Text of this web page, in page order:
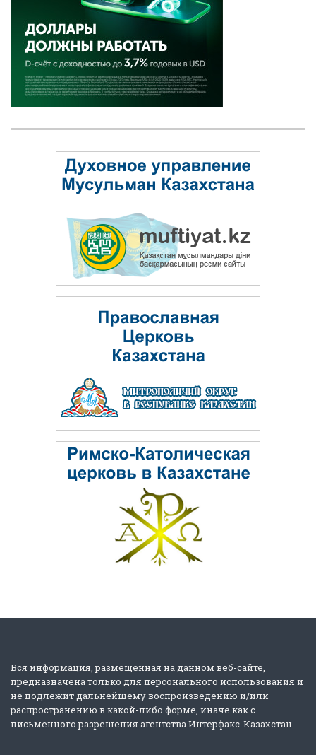
Вся информация, размещенная на данном веб-сайте,
предназначена только для персонального использования и
не подлежит дальнейшему воспроизведению и/или
распространению в какой-либо форме, иначе как с
письменного разрешения агентства Интерфакс-Казахстан.